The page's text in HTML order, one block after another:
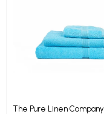
The Pure Linen Company